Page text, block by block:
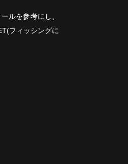
ルを参考にし、
フィッシングに